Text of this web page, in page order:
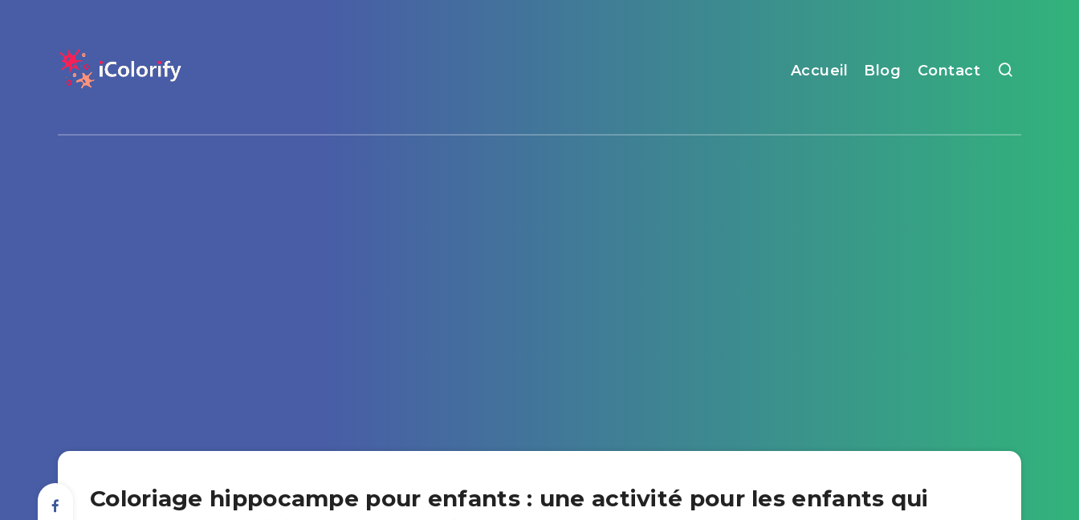
Accueil Blog Contact
Coloriage hippocampe pour enfants : une activité pour les enfants qui